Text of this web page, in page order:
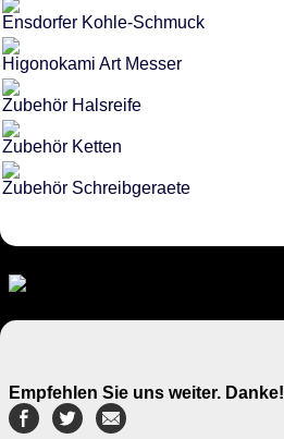
Ensdorfer Kohle-Schmuck
Higonokami Art Messer
Zubehör Halsreife
Zubehör Ketten
Zubehör Schreibgeraete
Empfehlen Sie uns weiter. Danke!